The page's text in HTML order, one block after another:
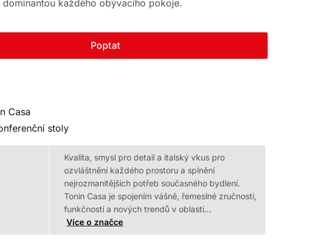
dominantou každého obývacího pokoje.
Poptat
Casa
stoly
Kvalita, smysl pro detail a italský vkus pro
ozvláštnění každého prostoru a splnění
nejrozmanitějších potřeb současného bydlení.
Tonin Casa je spojením vášně, řemeslné zručnosti,
funkčnosti a nových trendů v oblasti…
Více o značce